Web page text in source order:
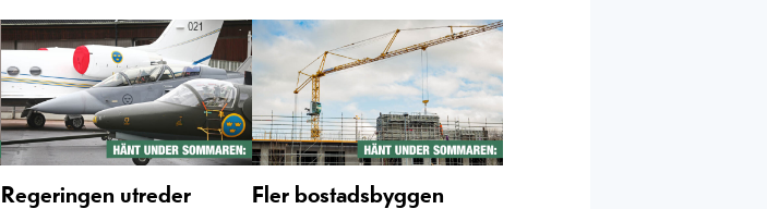
Regeringen utreder
Fler bostadsbyggen